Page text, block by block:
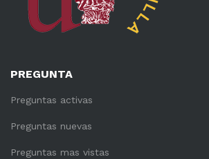
PREGUNTA
Preguntas activas
Preguntas nuevas
Preguntas mas vistas